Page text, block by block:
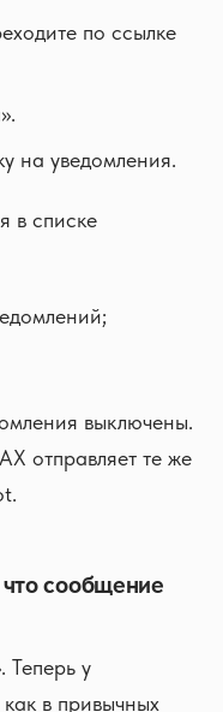
по ссылке
на уведомления.
в списке
выключены.
отправляет те же
сообщение
Теперь у
в привычных